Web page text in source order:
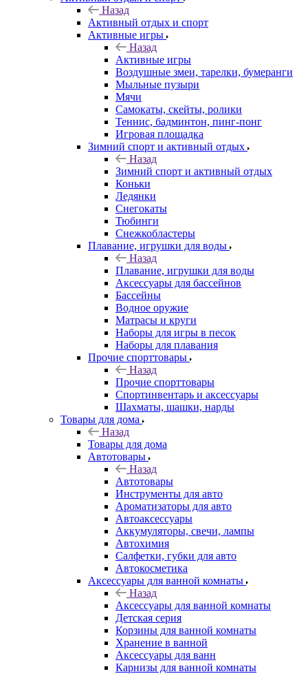
Назад
Активный отдых и спорт
Активные игры
Назад
Активные игры
Воздушные змеи, тарелки, бумеранги
Мыльные пузыри
Мячи
Самокаты, скейты, ролики
Теннис, бадминтон, пинг-понг
Игровая площадка
Зимний спорт и активный отдых
Назад
Зимний спорт и активный отдых
Коньки
Ледянки
Снегокаты
Тюбинги
Снежкобластеры
Плавание, игрушки для воды
Назад
Плавание, игрушки для воды
Аксессуары для бассейнов
Бассейны
Водное оружие
Матрасы и круги
Наборы для игры в песок
Наборы для плавания
Прочие спорттовары
Назад
Прочие спорттовары
Спортинвентарь и аксессуары
Шахматы, шашки, нарды
Товары для дома
Назад
Товары для дома
Автотовары
Назад
Автотовары
Инструменты для авто
Ароматизаторы для авто
Автоаксессуары
Аккумуляторы, свечи, лампы
Автохимия
Салфетки, губки для авто
Автокосметика
Аксессуары для ванной комнаты
Назад
Аксессуары для ванной комнаты
Детская серия
Корзины для ванной комнаты
Хранение в ванной
Аксессуары для ванн
Карнизы для ванной комнаты